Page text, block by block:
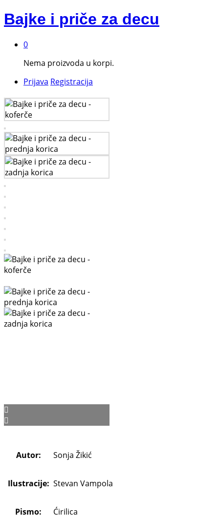
Bajke i priče za decu
0
Nema proizvoda u korpi.
Prijava Registracija
Autor: Sonja Žikić
Ilustracije: Stevan Vampola
Pismo: Ćirilica